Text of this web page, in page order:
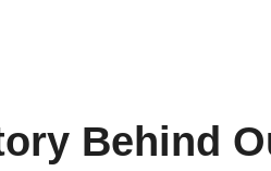
Behind